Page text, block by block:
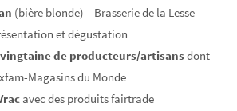
(bière blonde) – Brasserie de la Lesse –
et dégustation
vingtaine de producteurs/artisans dont
Magasins du Monde
avec des produits fairtrade